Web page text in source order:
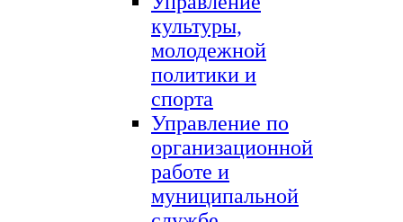
культуры,
молодежной
политики и
спорта
Управление по
организационной
работе и
муниципальной